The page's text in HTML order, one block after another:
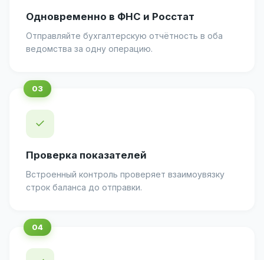
Одновременно в ФНС и Росстат
Отправляйте бухгалтерскую отчётность в оба
ведомства за одну операцию.
✓
Проверка показателей
Встроенный контроль проверяет взаимоувязку
строк баланса до отправки.